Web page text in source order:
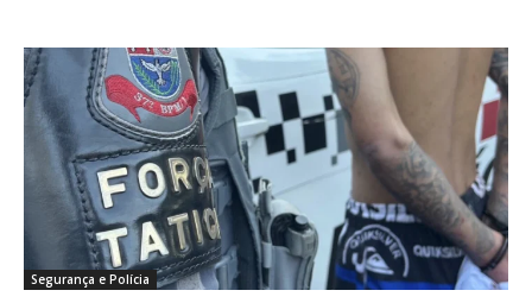
Segurança e Polícia